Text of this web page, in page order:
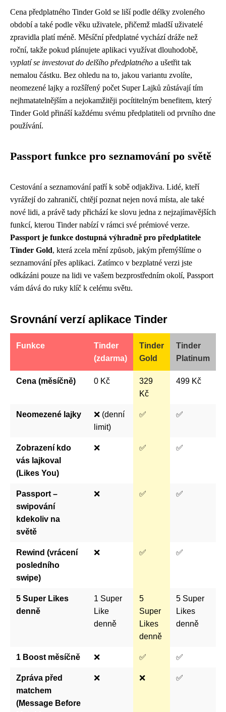
Cena předplatného Tinder Gold se liší podle délky zvoleného
období a také podle věku uživatele, přičemž mladší uživatelé
zpravidla platí méně. Měsíční předplatné vychází dráže než
roční, takže pokud plánujete aplikaci využívat dlouhodobě,
vyplatí se investovat do delšího předplatného a ušetřit tak
nemalou částku. Bez ohledu na to, jakou variantu zvolíte,
neomezené lajky a rozšířený počet Super Lajků zůstávají tím
nejhmatatelnějším a nejokamžitěji pocítitelným benefitem, který
Tinder Gold přináší každému svému předplatiteli od prvního dne
používání.
Passport funkce pro seznamování po světě
Cestování a seznamování patří k sobě odjakživa. Lidé, kteří
vyrážejí do zahraničí, chtějí poznat nejen nová místa, ale také
nové lidi, a právě tady přichází ke slovu jedna z nejzajímavějších
funkcí, kterou Tinder nabízí v rámci své prémiové verze.
Passport je funkce dostupná výhradně pro předplatitele
Tinder Gold, která zcela mění způsob, jakým přemýšlíme o
seznamování přes aplikaci. Zatímco v bezplatné verzi jste
odkázáni pouze na lidi ve vašem bezprostředním okolí, Passport
vám dává do ruky klíč k celému světu.
Srovnání verzí aplikace Tinder
Funkce
Tinder
(zdarma)
Tinder
Gold
Tinder
Platinum
Cena (měsíčně) 0 Kč
329
Kč
499 Kč
Neomezené lajky
❌ (denní
limit)
✅ ✅
Zobrazení kdo
vás lajkoval
(Likes You)
❌ ✅ ✅
Passport –
swipování
kdekoliv na
světě
❌ ✅ ✅
Rewind (vrácení
posledního
swipe)
❌ ✅ ✅
5 Super Likes
denně
1 Super
Like
denně
5
Super
Likes
denně
5 Super
Likes
denně
1 Boost měsíčně ❌ ✅ ✅
Zpráva před
matchem
(Message Before
❌ ❌ ✅